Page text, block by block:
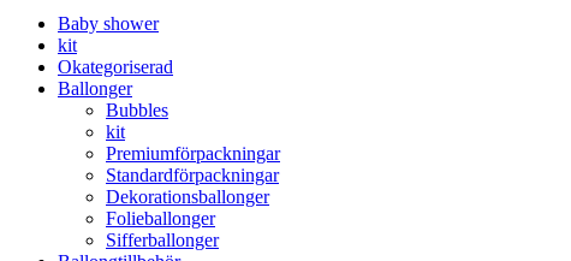
Baby shower
kit
Okategoriserad
Ballonger
Bubbles
kit
Premium­förpackningar
Standard­­förpackningar
Dekorations­ballonger
Folie­­­ballonger
Siffer­­ballonger